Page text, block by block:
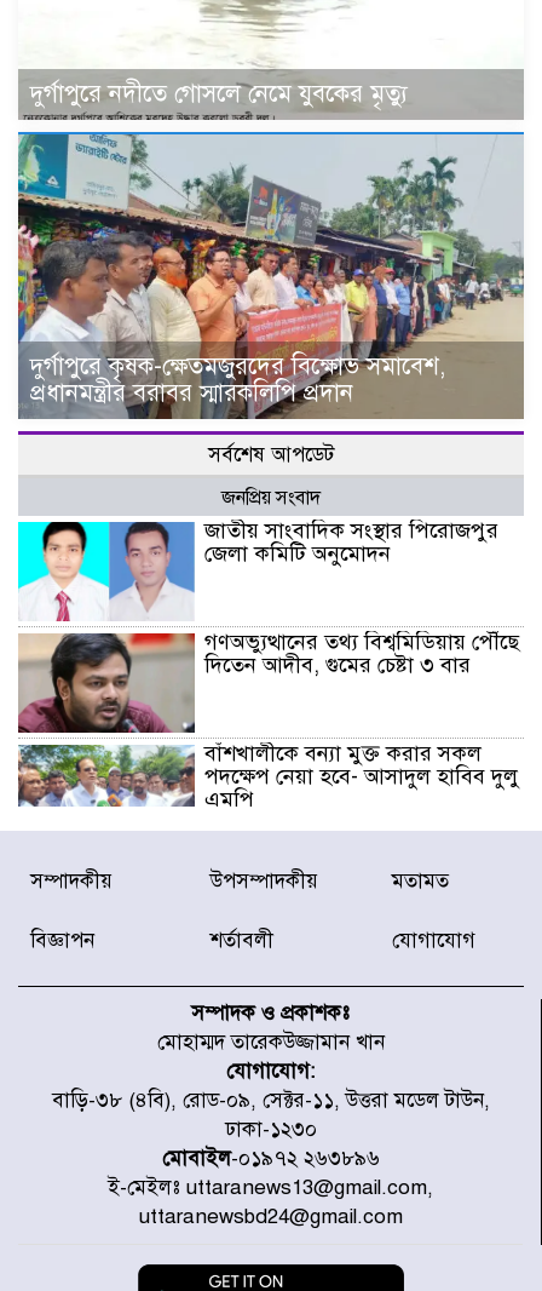
দুর্গাপুরে নদীতে গোসলে নেমে যুবকের মৃত্যু
দুর্গাপুরে কৃষক-ক্ষেতমজুরদের বিক্ষোভ সমাবেশ,
প্রধানমন্ত্রীর বরাবর স্মারকলিপি প্রদান
সর্বশেষ আপডেট
জনপ্রিয় সংবাদ
জাতীয় সাংবাদিক সংস্থার পিরোজপুর
জেলা কমিটি অনুমোদন
গণঅভ্যুত্থানের তথ্য বিশ্বমিডিয়ায় পৌঁছে
দিতেন আদীব, গুমের চেষ্টা ৩ বার
বাঁশখালীকে বন্যা মুক্ত করার সকল
পদক্ষেপ নেয়া হবে- আসাদুল হাবিব দুলু
এমপি
বিদ্যুৎ-জ্বালানি খাতে অস্থিরতা তৈরির
চেষ্টা করছে একটি চক্র : প্রধানমন্ত্রী
৫ আহত, চীনে বন্দর বন্ধ
চিকিৎসা খাতে জিডিপির ৫ শতাংশ
বরাদ্দের ঘোষণা স্থানীয় সরকার মন্ত্রীর
জুলাই জাদুঘর ঘুরে দেখলেন এনসিপি
নেতারা
সম্পাদকীয় উপসম্পাদকীয় মতামত
বিজ্ঞাপন শর্তাবলী যোগাযোগ
সম্পাদক ও প্রকাশকঃ
মোহাম্মদ তারেকউজ্জামান খান
যোগাযোগ:
বাড়ি-৩৮ (৪বি), রোড-০৯, সেক্টর-১১, উত্তরা মডেল টাউন,
ঢাকা-১২৩০
মোবাইল-০১৯৭২ ২৬৩৮৯৬
ই-মেইলঃ uttaranews13@gmail.com,
uttaranewsbd24@gmail.com